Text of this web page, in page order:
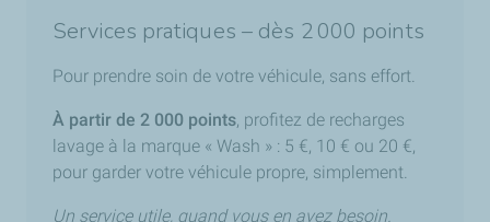
Services pratiques – dès 2 000 points
Pour prendre soin de votre véhicule, sans effort.
À partir de 2 000 points, profitez de recharges
lavage à la marque « Wash » : 5 €, 10 € ou 20 €,
pour garder votre véhicule propre, simplement.
Un service utile, quand vous en avez besoin.